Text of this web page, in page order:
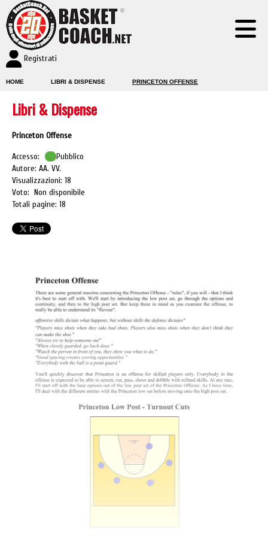
Registrati
HOME LIBRI & DISPENSE PRINCETON OFFENSE
Libri & Dispense
Princeton Offense
Accesso:
Pubblico
Autore: AA. VV.
Visualizzazioni: 18
Voto: Non disponibile
Totali pagine: 18